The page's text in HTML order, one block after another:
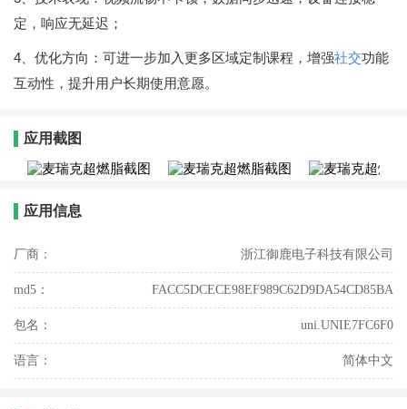
定，响应无延迟；
4、优化方向：可进一步加入更多区域定制课程，增强社交功能
互动性，提升用户长期使用意愿。
应用截图
应用信息
厂商： 浙江御鹿电子科技有限公司
md5： FACC5DCECE98EF989C62D9DA54CD85BA
包名： uni.UNIE7FC6F0
语言： 简体中文